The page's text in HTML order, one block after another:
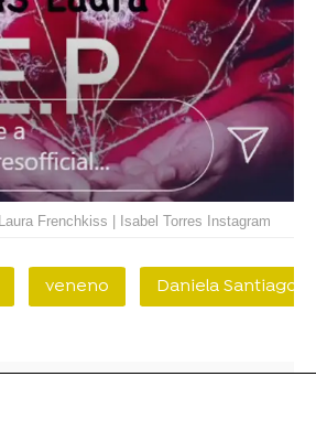
Frenchkiss | Isabel Torres Instagram
veneno Daniela Santiago